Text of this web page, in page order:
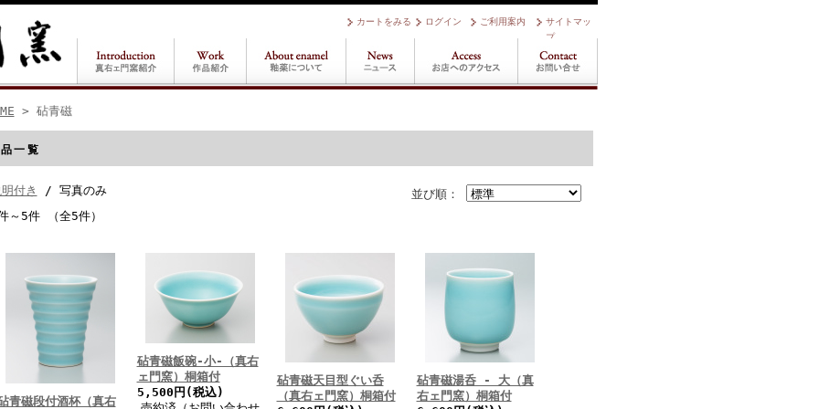
サイトマッ
プ
ご利用案内
ログイン
カートをみる
> 砧青磁
一覧
並び順：
付き
/ 写真のみ
～5件 （全5件）
青磁段付酒杯（真右
砧青磁飯碗-小-（真右
ェ門窯）桐箱付
5,500円(税込)
砧青磁天目型ぐい呑
（真右ェ門窯）桐箱付
砧青磁湯呑 - 大（真
右ェ門窯）桐箱付